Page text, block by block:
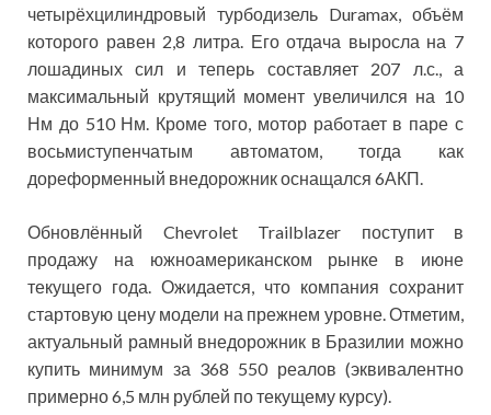
четырёхцилиндровый турбодизель Duramax, объём
которого равен 2,8 литра. Его отдача выросла на 7
лошадиных сил и теперь составляет 207 л.с., а
максимальный крутящий момент увеличился на 10
Нм до 510 Нм. Кроме того, мотор работает в паре с
восьмиступенчатым автоматом, тогда как
дореформенный внедорожник оснащался 6АКП.
Обновлённый Chevrolet Trailblazer поступит в
продажу на южноамериканском рынке в июне
текущего года. Ожидается, что компания сохранит
стартовую цену модели на прежнем уровне. Отметим,
актуальный рамный внедорожник в Бразилии можно
купить минимум за 368 550 реалов (эквивалентно
примерно 6,5 млн рублей по текущему курсу).